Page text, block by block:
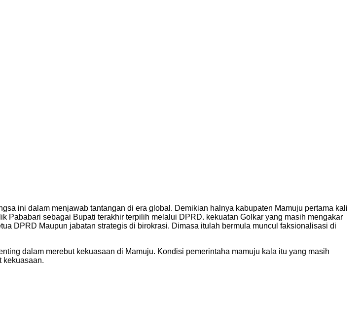
ini dalam menjawab tantangan di era global. Demikian halnya kabupaten Mamuju pertama kali
Pababari sebagai Bupati terakhir terpilih melalui DPRD. kekuatan Golkar yang masih mengakar
DPRD Maupun jabatan strategis di birokrasi. Dimasa itulah bermula muncul faksionalisasi di
dalam merebut kekuasaan di Mamuju. Kondisi pemerintaha mamuju kala itu yang masih
kekuasaan.